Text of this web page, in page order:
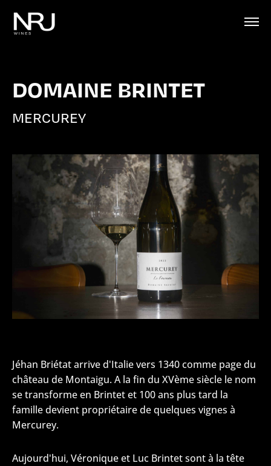
DOMAINE BRINTET
MERCUREY
Jéhan Briétat arrive d'Italie vers 1340 comme page du
château de Montaigu. A la fin du XVème siècle le nom
se transforme en Brintet et 100 ans plus tard la
famille devient propriétaire de quelques vignes à
Mercurey.
Aujourd'hui, Véronique et Luc Brintet sont à la tête